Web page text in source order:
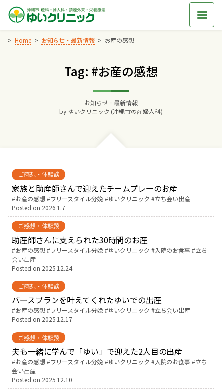
Skip
content
Home お知らせ・最新情報 お産の感想
Tag: #お産の感想
お知らせ・最新情報
by ゆいクリニック (沖縄市の産婦人科)
ご感想・体験談
家族と助産師さんで迎えたチームプレーのお産
Tags:
お産の感想 フリースタイル分娩 ゆいクリニック
立ち会い出産
Posted on 2026.1.7
ご感想・体験談
助産師さんに支えられた30時間のお産
Tags:
お産の感想 フリースタイル分娩 ゆいクリニック 入院のお食事
立ち
会い出産
Posted on 2025.12.24
ご感想・体験談
バースプランを叶えてくれたゆいでの出産
Tags:
お産の感想 フリースタイル分娩 ゆいクリニック
立ち会い出産
Posted on 2025.12.17
ご感想・体験談
夫も一緒に学んで「ゆい」で迎えた2人目の出産
Tags:
お産の感想 フリースタイル分娩 ゆいクリニック 入院のお食事
立ち
会い出産
Posted on 2025.12.10
Home
交通アクセス
診療料金
妊婦健診
お産について
親と子の結びつき支援
母乳育児
予防接種
その他の診療内容
‘さんルーム’ でさまざまな講座・クラス